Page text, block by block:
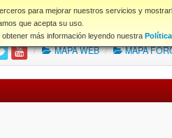
para mejorar nuestros servicios y
que acepta su uso.
más información leyendo nuestra
Portal Índice Foros
/ MAPA WEB / MAPA